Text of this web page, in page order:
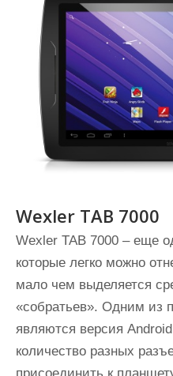
Wexler TAB 7000
Wexler TAB 7000 – еще
которые легко можно
мало чем выделяется
«собратьев». Одним из
являются версия
количество разных